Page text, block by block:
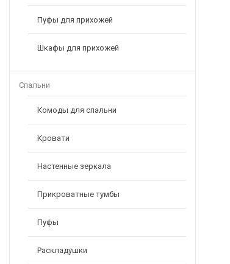
Пуфы для прихожей
Шкафы для прихожей
Спальни
Комоды для спальни
Кровати
Настенные зеркала
Прикроватные тумбы
Пуфы
Раскладушки